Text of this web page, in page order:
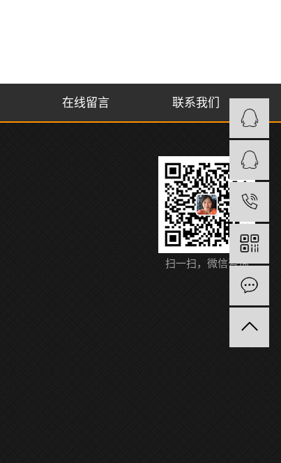
在线留言 联系我们
扫一扫，微信咨询